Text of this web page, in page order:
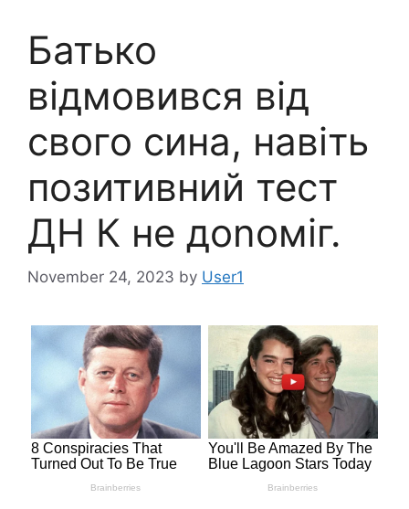
Батько
відмовився від
свого сина, навіть
позитивний тест
ДH К не доnоміг.
November 24, 2023 by User1